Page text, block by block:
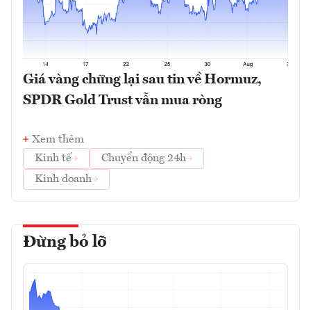
Giá vàng chững lại sau tin về Hormuz,
SPDR Gold Trust vẫn mua ròng
Xem thêm
Kinh tế
Chuyển động 24h
Kinh doanh
Đừng bỏ lỡ